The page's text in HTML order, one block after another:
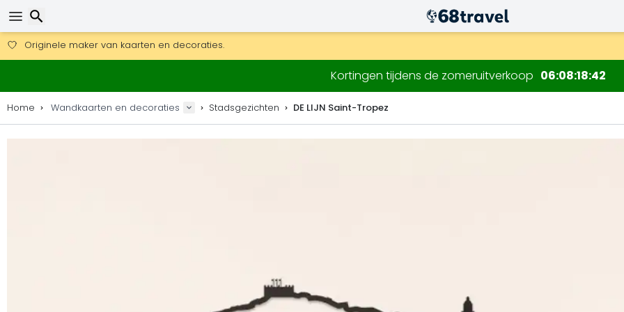
Gratis verzending bij bestellingen boven 169 €.
DHL Express is ook beschikbaar.
30 dagen retour, 90 dagen voor houten kaarten en decoraties.
Originele maker van kaarten en decoraties.
Kortingen tijdens de zomeruitverkoop 06081841
Home Wandkaarten en decoraties Stadsgezichten DE LIJN Saint-Tropez